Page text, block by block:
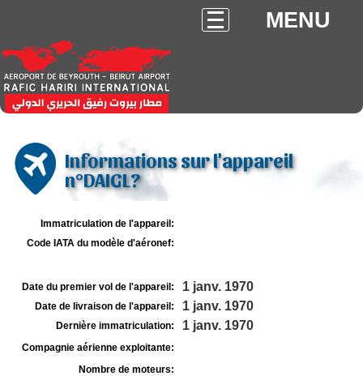
MENU
Informations sur l'appareil
n°DAIGL?
Immatriculation de l'appareil:
Code IATA du modèle d'aéronef:
Date du premier vol de l'appareil: 1 janv. 1970
Date de livraison de l'appareil: 1 janv. 1970
Dernière immatriculation: 1 janv. 1970
Compagnie aérienne exploitante:
Nombre de moteurs: